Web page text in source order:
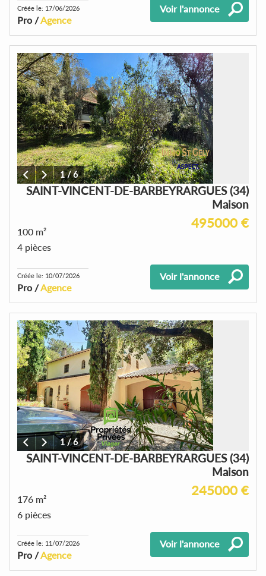
Créée le: 17/06/2026
Pro /Agence
Voir l'annonce
1/6
SAINT-VINCENT-DE-BARBEYRARGUES (34)
Maison
495000 €
100 m²
4 pièces
Créée le: 10/07/2026
Pro /Agence
Voir l'annonce
1/6
SAINT-VINCENT-DE-BARBEYRARGUES (34)
Maison
245000 €
176 m²
6 pièces
Créée le: 11/07/2026
Pro /Agence
Voir l'annonce